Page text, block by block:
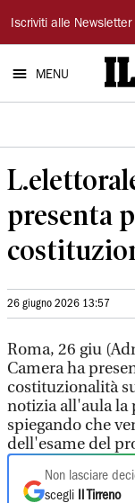
Il
Tirreno
Iscriviti alle Newsletter
MENU
presenta
26 giugno 2026 13:57
Roma, 26 giu
Camera ha
costituzionalità
notizia all'aula la
spiegando che
dell'esame del
Non lasciare
scegli
Il Tirreno